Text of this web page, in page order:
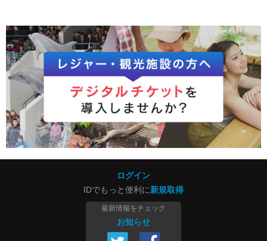
ログイン
IDでもっと便利に新規取得
最新情報をチェック
お知らせ